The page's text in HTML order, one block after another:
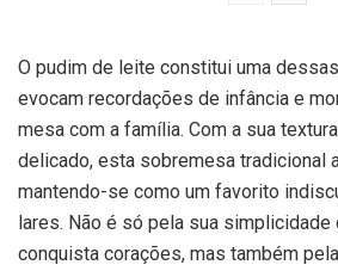
O pudim de leite constitui uma
evocam recordações de infância e
mesa com a família. Com a sua
delicado, esta sobremesa tradicional
mantendo-se como um favorito
lares. Não é só pela sua
conquista corações, mas também